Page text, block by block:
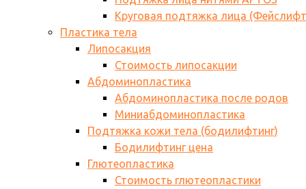
Круговая подтяжка лица
Пластика тела
Липосакция
Стоимость липосакции
Абдоминопластика
Абдоминопластика после родов
Миниабдоминопластика
Подтяжка кожи тела (бодилифтинг)
Бодилифтинг цена
Глютеопластика
Стоимость глютеопластики